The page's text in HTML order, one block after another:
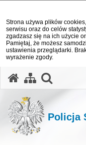
Strona używa plików
serwisu oraz do celów
zgadzasz się na ich użycie
Pamiętaj, że możesz
ustawienia przeglądarki.
wyrażenie zgody.
Policja